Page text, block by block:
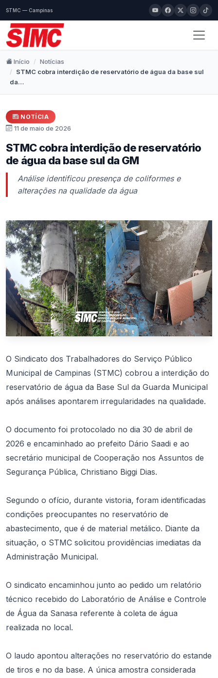
STMC — Campinas
Início
Notícias
STMC cobra interdição de reservatório de água da base sul
da…
NOTÍCIA
11 de maio de 2026
STMC cobra interdição de reservatório
de água da base sul da GM
Análise identificou presença de coliformes e
alterações na qualidade da água
O Sindicato dos Trabalhadores do Serviço Público
Municipal de Campinas (STMC) cobrou a interdição do
reservatório de água da Base Sul da Guarda Municipal
após análises apontarem irregularidades na qualidade.
O documento foi protocolado no dia 30 de abril de
2026 e encaminhado ao prefeito Dário Saadi e ao
secretário municipal de Cooperação nos Assuntos de
Segurança Pública, Christiano Biggi Dias.
Segundo o ofício, durante vistoria, foram identificadas
condições preocupantes no reservatório de
abastecimento, que é de material metálico. Diante da
situação, o STMC solicitou providências imediatas da
Administração Municipal.
O sindicato encaminhou junto ao pedido um relatório
técnico recebido do Laboratório de Análise e Controle
de Água da Sanasa referente à coleta de água
realizada no local.
O laudo apontou alterações no reservatório do estande
de tiros e no da base. A única amostra considerada